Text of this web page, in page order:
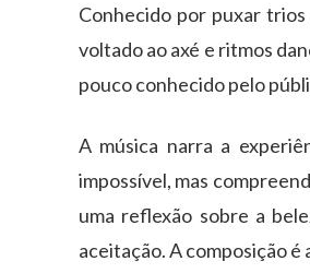
Conhecido por puxar
voltado ao axé e ritmos
pouco conhecido pelo
A música narra a
impossível, mas
uma reflexão sobre a
aceitação. A composição é